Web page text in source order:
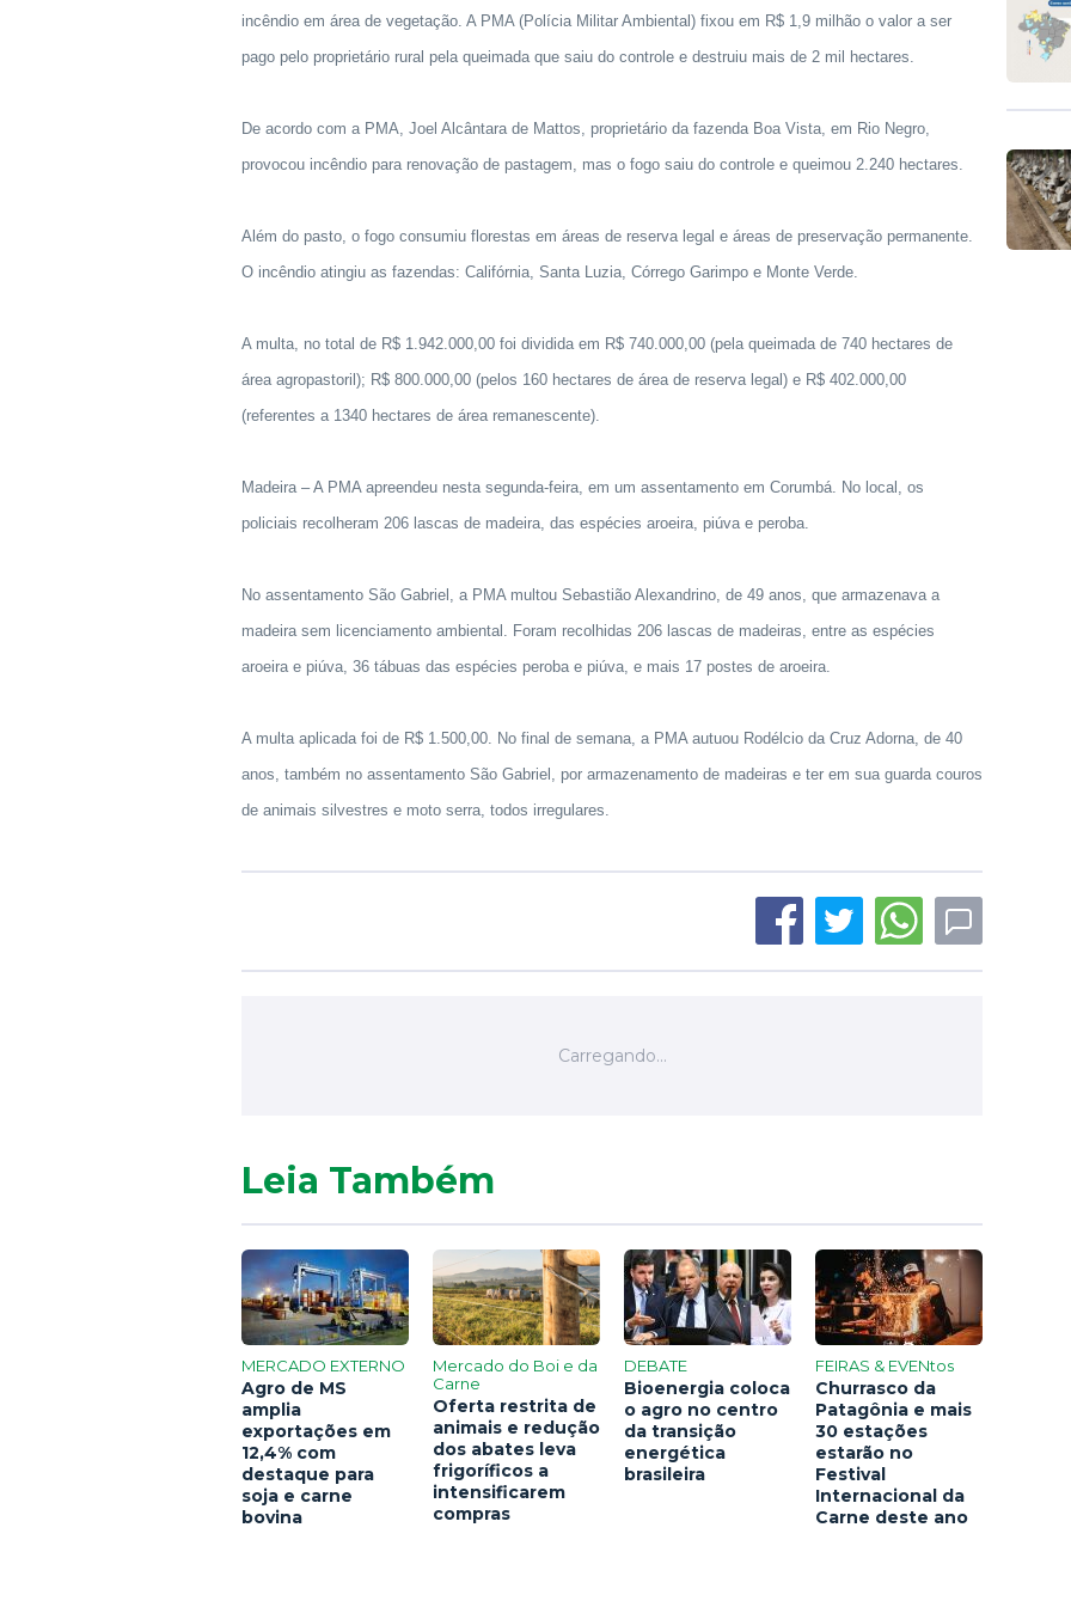
incêndio em área de vegetação. A PMA (Polícia Militar Ambiental) fixou em R$ 1,9 milhão o valor a ser
pago pelo proprietário rural pela queimada que saiu do controle e destruiu mais de 2 mil hectares.
De acordo com a PMA, Joel Alcântara de Mattos, proprietário da fazenda Boa Vista, em Rio Negro,
provocou incêndio para renovação de pastagem, mas o fogo saiu do controle e queimou 2.240 hectares.
Além do pasto, o fogo consumiu florestas em áreas de reserva legal e áreas de preservação permanente.
O incêndio atingiu as fazendas: Califórnia, Santa Luzia, Córrego Garimpo e Monte Verde.
A multa, no total de R$ 1.942.000,00 foi dividida em R$ 740.000,00 (pela queimada de 740 hectares de
área agropastoril); R$ 800.000,00 (pelos 160 hectares de área de reserva legal) e R$ 402.000,00
(referentes a 1340 hectares de área remanescente).
Madeira – A PMA apreendeu nesta segunda-feira, em um assentamento em Corumbá. No local, os
policiais recolheram 206 lascas de madeira, das espécies aroeira, piúva e peroba.
No assentamento São Gabriel, a PMA multou Sebastião Alexandrino, de 49 anos, que armazenava a
madeira sem licenciamento ambiental. Foram recolhidas 206 lascas de madeiras, entre as espécies
aroeira e piúva, 36 tábuas das espécies peroba e piúva, e mais 17 postes de aroeira.
A multa aplicada foi de R$ 1.500,00. No final de semana, a PMA autuou Rodélcio da Cruz Adorna, de 40
anos, também no assentamento São Gabriel, por armazenamento de madeiras e ter em sua guarda couros
de animais silvestres e moto serra, todos irregulares.
Leia Também
MERCADO EXTERNO
Agro de MS
amplia
exportações em
12,4% com
destaque para
soja e carne
bovina
Mercado do Boi e da
Carne
Oferta restrita de
animais e redução
dos abates leva
frigoríficos a
intensificarem
compras
DEBATE
Bioenergia coloca
o agro no centro
da transição
energética
brasileira
FEIRAS & EVENtos
Churrasco da
Patagônia e mais
30 estações
estarão no
Festival
Internacional da
Carne deste ano